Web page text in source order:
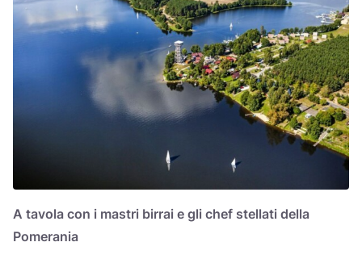
A tavola con i mastri birrai e gli chef stellati della
Pomerania